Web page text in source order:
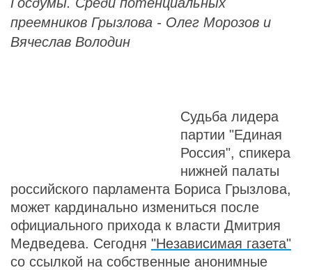
преемников Грызлова - Олег Морозов и
Вячеслав Володин
Судьба лидера
партии "Единая
Россия", спикера
нижней палаты
российского парламента Бориса Грызлова,
может кардинально измениться после
официального прихода к власти Дмитрия
Медведева. Сегодня "Независимая газета"
со ссылкой на собственные анонимные